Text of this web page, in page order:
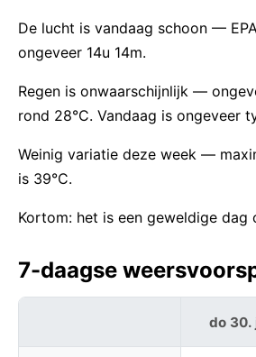
De lucht is vandaag schoon —
ongeveer 14u 14m.
Regen is onwaarschijnlijk —
rond 28°C. Vandaag is ongeveer
Weinig variatie deze week —
is 39°C.
Kortom: het is een geweldige dag
7-daagse
do 30.